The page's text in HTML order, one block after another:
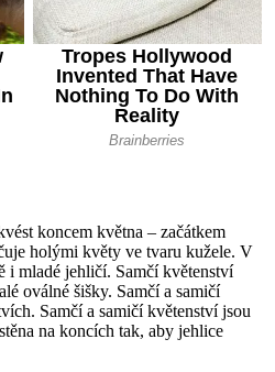
koncem května – začátkem
holými květy ve tvaru kužele. V
i mladé jehličí. Samčí květenství
oválné šišky. Samčí a samičí
Samčí a samičí květenství jsou
na koncích tak, aby jehlice